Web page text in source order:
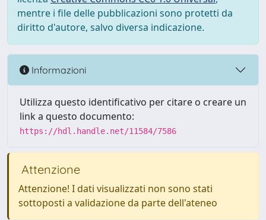
mentre i file delle pubblicazioni sono protetti da
diritto d'autore, salvo diversa indicazione.
Informazioni
Utilizza questo identificativo per citare o creare un
link a questo documento:
https://hdl.handle.net/11584/7586
Attenzione
Attenzione! I dati visualizzati non sono stati
sottoposti a validazione da parte dell'ateneo